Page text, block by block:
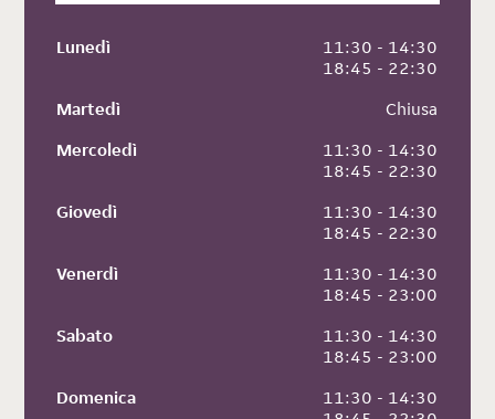
Lunedì
11:30 - 14:30
18:45 - 22:30
Martedì
Chiusa
Mercoledì
11:30 - 14:30
18:45 - 22:30
Giovedì
11:30 - 14:30
18:45 - 22:30
Venerdì
11:30 - 14:30
18:45 - 23:00
Sabato
11:30 - 14:30
18:45 - 23:00
Domenica
11:30 - 14:30